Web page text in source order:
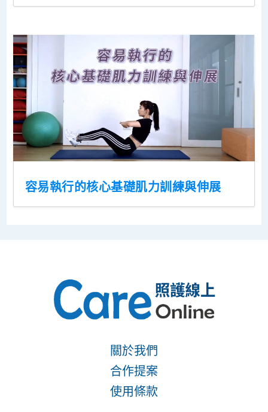
容易執行的核心基礎肌力訓練與伸展
關於我們
合作提案
使用條款